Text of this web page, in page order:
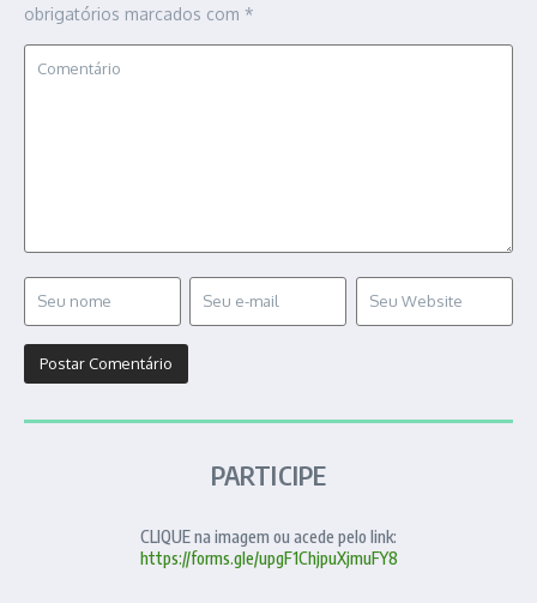
obrigatórios marcados com *
PARTICIPE
CLIQUE na imagem ou acede pelo link:
https://forms.gle/upgF1ChjpuXjmuFY8